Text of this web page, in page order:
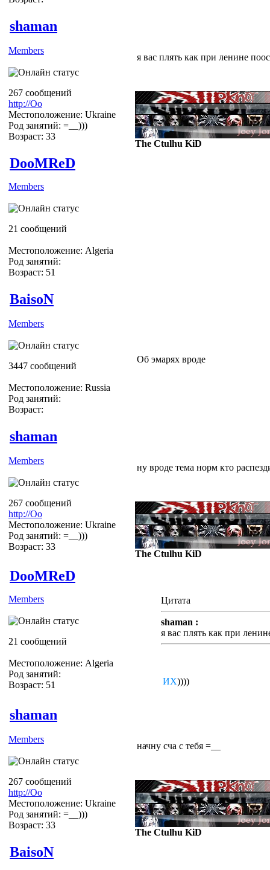
shaman
Members
267 сообщений
http://Оо
Местоположение: Ukraine
Род занятий: =__)))
Возраст: 33
я вас плять как при ленине
The Ctulhu KiD
DooMReD
Members
21 сообщений
Местоположение: Algeria
Род занятий:
Возраст: 51
BaisoN
Members
3447 сообщений
Местоположение: Russia
Род занятий:
Возраст:
Об эмарях вроде
shaman
Members
267 сообщений
http://Оо
Местоположение: Ukraine
Род занятий: =__)))
Возраст: 33
ну вроде тема норм кто
The Ctulhu KiD
DooMReD
Members
21 сообщений
Местоположение: Algeria
Род занятий:
Возраст: 51
Цитата
shaman :
я вас плять как при
ИХ))))
shaman
Members
267 сообщений
http://Оо
Местоположение: Ukraine
Род занятий: =__)))
Возраст: 33
начну сча с тебя =__
The Ctulhu KiD
BaisoN